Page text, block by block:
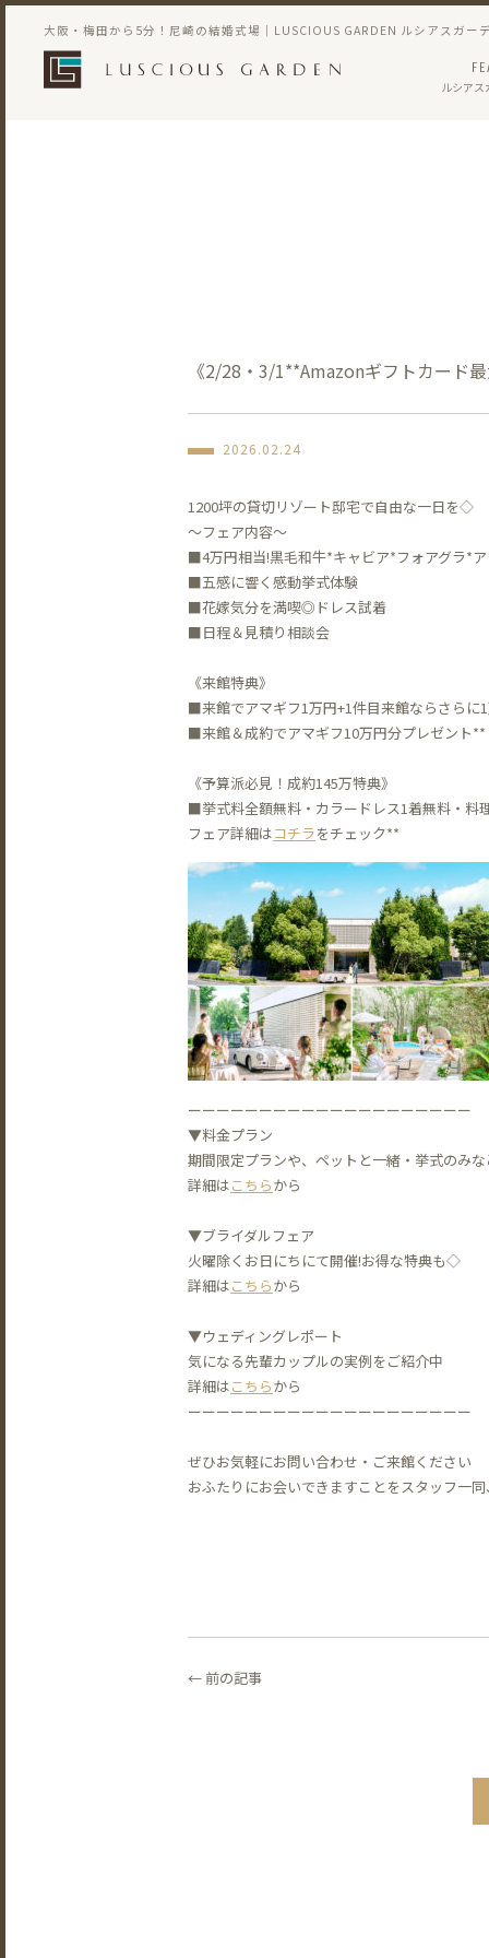
大阪・梅田から5分！尼崎の結婚式場｜LUSCIOUS GARDEN ルシアスガー
ルシアス
《2/28・3/1**Amazonギフトカード
2026.02.24
1200坪の貸切リゾート邸宅で自由な一日を◇
〜フェア内容〜
■4万円相当!黒毛和牛*キャビア*フォアグラ*
■五感に響く感動挙式体験
■花嫁気分を満喫◎ドレス試着
■日程＆見積り相談会
《来館特典》
■来館でアマギフ1万円+1件目来館ならさらに
■来館＆成約でアマギフ10万円分プレゼント**
《予算派必見！成約145万特典》
■挙式料全額無料・カラードレス1着無料・料
フェア詳細はコチラをチェック**
ーーーーーーーーーーーーーーーーーーーー
▼料金プラン
期間限定プランや、ペットと一緒・挙式のみ
詳細はこちらから
▼ブライダルフェア
火曜除くお日にちにて開催!お得な特典も◇
詳細はこちらから
▼ウェディングレポート
気になる先輩カップルの実例をご紹介中
詳細はこちらから
ーーーーーーーーーーーーーーーーーーーー
ぜひお気軽にお問い合わせ・ご来館ください
おふたりにお会いできますことをスタッフ一
← 前の記事